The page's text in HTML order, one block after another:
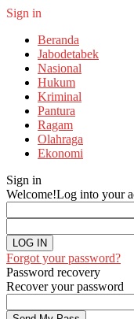
Sign in
Beranda
Jabodetabek
Nasional
Hukum
Kriminal
Pantura
Ragam
Olahraga
Ekonomi
Sign in
Welcome!Log into your
Forgot your password?
Password recovery
Recover your password